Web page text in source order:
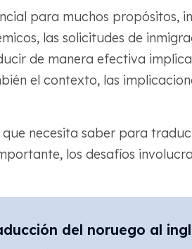
para muchos propósitos,
las solicitudes de
de manera efectiva implica
el contexto, las
necesita saber para
los desafíos
del noruego al